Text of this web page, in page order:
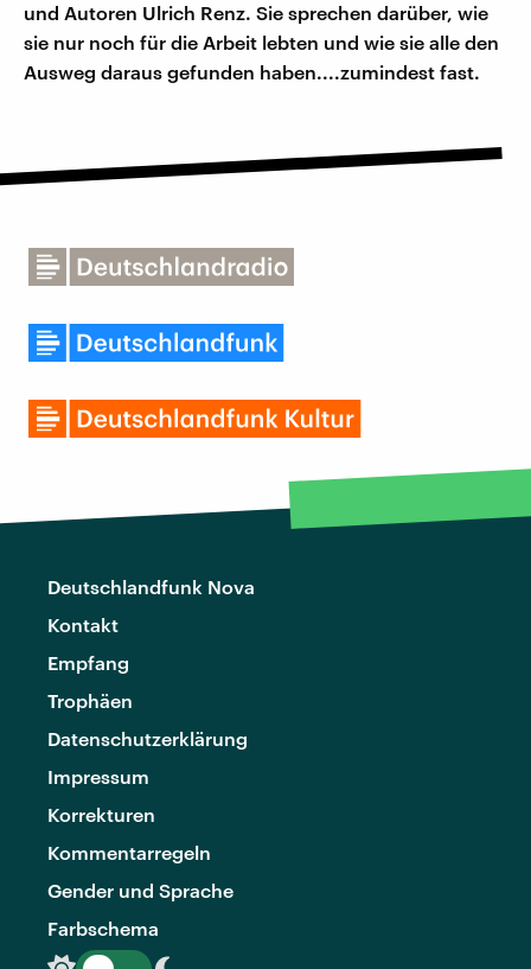
und Autoren Ulrich Renz. Sie sprechen darüber, wie
sie nur noch für die Arbeit lebten und wie sie alle den
Ausweg daraus gefunden haben....zumindest fast.
Deutschlandfunk Nova
Kontakt
Empfang
Trophäen
Datenschutzerklärung
Impressum
Korrekturen
Kommentarregeln
Gender und Sprache
Farbschema